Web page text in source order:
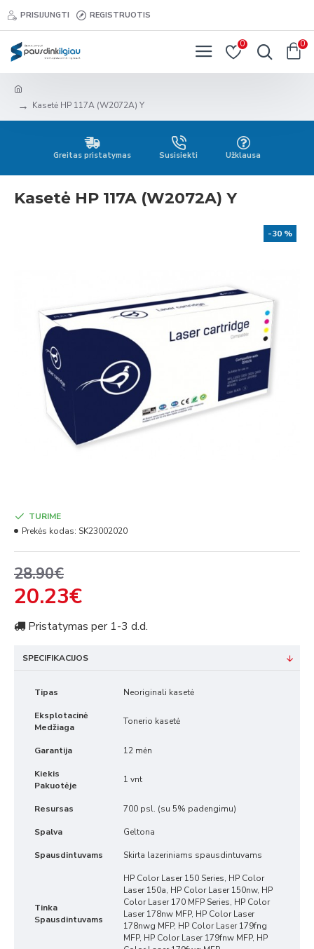
PRISIJUNGTI REGISTRUOTIS
0 0
Kasetė HP 117A (W2072A) Y
Greitas pristatymas Susisiekti Užklausa
Kasetė HP 117A (W2072A) Y
-30 %
28.90€
20.23€
TURIME
Prekės kodas: SK23002020
Pristatymas per 1-3 d.d.
SPECIFIKACIJOS
Tipas Neoriginali kasetė
Eksplotacinė
Medžiaga
Tonerio kasetė
Garantija 12 mėn
Kiekis
Pakuotėje
1 vnt
Resursas 700 psl. (su 5% padengimu)
Spalva Geltona
Spausdintuvams Skirta lazeriniams spausdintuvams
Tinka
Spausdintuvams
HP Color Laser 150 Series, HP Color
Laser 150a, HP Color Laser 150nw, HP
Color Laser 170 MFP Series, HP Color
Laser 178nw MFP, HP Color Laser
178nwg MFP, HP Color Laser 179fng
MFP, HP Color Laser 179fnw MFP, HP